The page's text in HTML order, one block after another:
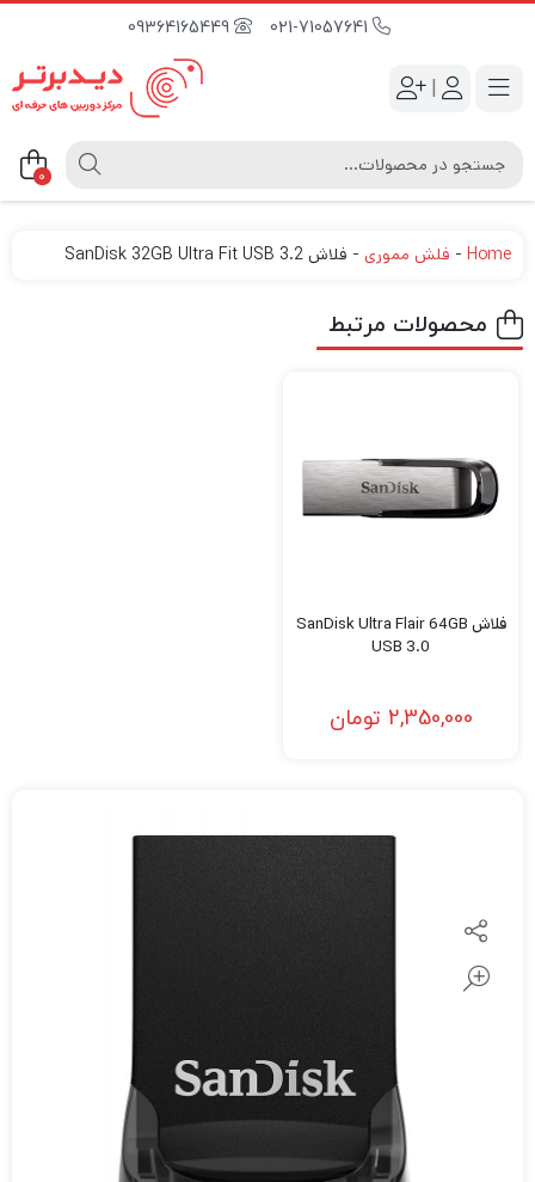
09364165449
|
0
Home
- فلش مموری - فلاش SanDisk 32GB Ultra Fit USB 3.2
محصولات مرتبط
فلاش SanDisk Ultra Flair 64GB
USB 3.0
2,350,000 تومان